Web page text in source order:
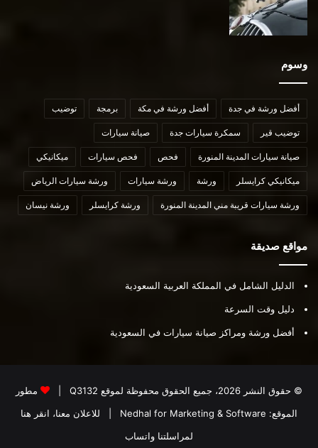
وسوم
أفضل ورشة في جدة أفضل ورشة في مكة برمجة توضيب
توضيب قير سمكرة سيارات جدة صيانة سيارات
صيانة سيارات المدينة المنورة فحص فحص سيارات ميكانيكي
ميكانيكي كرايسلر ورشة ورشة سيارات ورشة سيارات الرياض
ورشة سيارات قريبة مني المدينة المنورة ورشة كرايسلر ورشة نيسان
مواقع صديقة
الدليل الشامل في المملكة العربية السعودية
دليل وقت السرعة
أفضل ورشة ومراكز صيانة سيارات في السعودية
© حقوق النشر 2026، جميع الحقوق محفوظة لموقع Q3132
مطور
الموقع: Nedhal for Marketing & Software
للاعلان معنا، انقر هنا
لمراسلتنا واتساب